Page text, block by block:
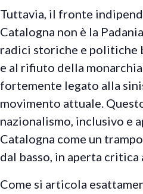
Tuttavia, il fronte
Catalogna non è la
radici storiche e politiche
e al rifiuto della
fortemente legato alla
movimento attuale.
nazionalismo, inclusivo e
Catalogna come un
dal basso, in aperta
Come si articola